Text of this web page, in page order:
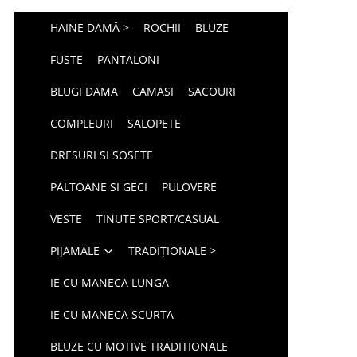
HAINE DAMĂ > ROCHII BLUZE
FUSTE PANTALONI
BLUGI DAMA CAMASI SACOURI
COMPLEURI SALOPETE
DRESURI SI SOSETE
PALTOANE SI GECI PULOVERE
VESTE TINUTE SPORT/CASUAL
PIJAMALE TRADIȚIONALE >
IE CU MANECA LUNGA
IE CU MANECA SCURTA
BLUZE CU MOTIVE TRADITIONALE